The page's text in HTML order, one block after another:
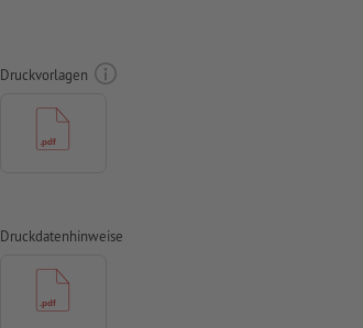
Druckvorlagen
Druckdatenhinweise